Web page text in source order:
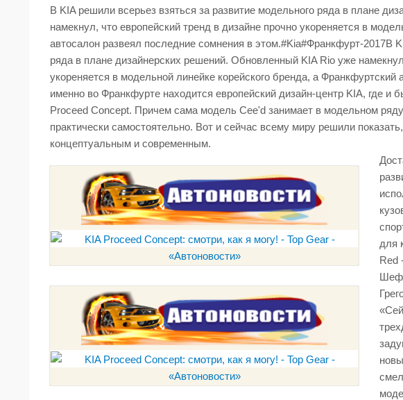
В KIA решили всерьез взяться за развитие модельного ряда в плане
намекнул, что европейский тренд в дизайне прочно укореняется в
автосалон развеял последние сомнения в этом.#Kia#Франкфурт-2017В
ряда в плане дизайнерских решений. Обновленный KIA Rio уже
укореняется в модельной линейке корейского бренда, а
именно во Франкфурте находится европейский дизайн-центр KIA, где и
Proceed Concept. Причем сама модель Cee'd занимает в модельном
практически самостоятельно. Вот и сейчас всему миру решили
концептуальным и современным.
для
Red